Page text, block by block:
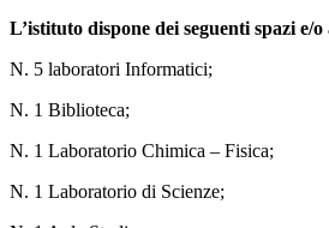
L’istituto dispone dei seguenti spazi e/
N. 5 laboratori Informatici;
N. 1 Biblioteca;
N. 1 Laboratorio Chimica – Fisica;
N. 1 Laboratorio di Scienze;